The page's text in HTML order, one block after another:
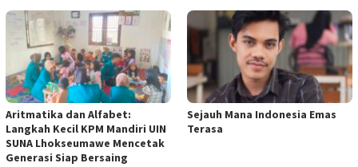
Aritmatika dan Alfabet:
Langkah Kecil KPM Mandiri UIN
SUNA Lhokseumawe Mencetak
Generasi Siap Bersaing
Sejauh Mana Indonesia Emas
Terasa